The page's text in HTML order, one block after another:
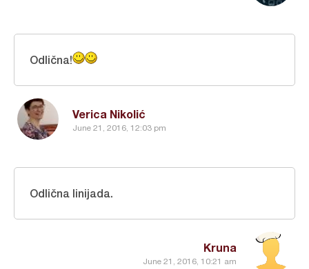
Verica Nikolić
June 21, 2016, 12:03 pm
Odlična!
Kruna
June 21, 2016, 10:21 am
Odlična linijada.